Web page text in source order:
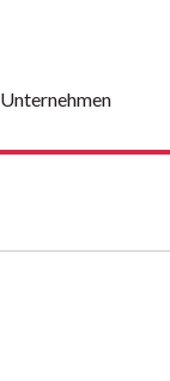
Unternehmen